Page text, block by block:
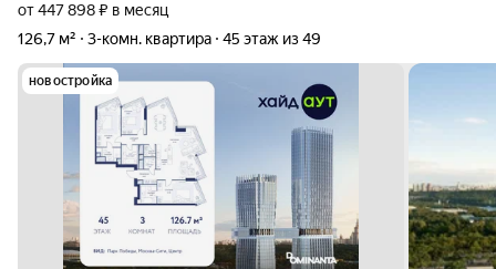
от 447 898 ₽ в месяц
126,7 м²
3-комн. квартира 45 этаж из 49
новостройка